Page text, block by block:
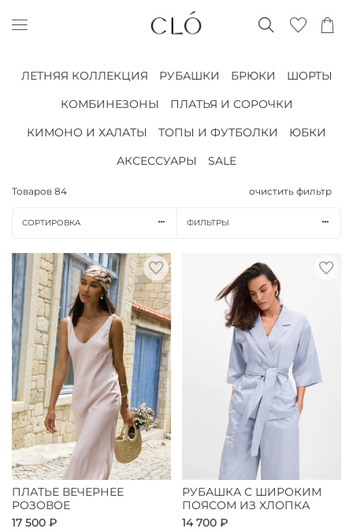
ЛЕТНЯЯ КОЛЛЕКЦИЯ РУБАШКИ БРЮКИ
ШОРТЫ
КОМБИНЕЗОНЫ
ПЛАТЬЯ И СОРОЧКИ
КИМОНО И ХАЛАТЫ
ТОПЫ И ФУТБОЛКИ
ЮБКИ
АКСЕССУАРЫ
SALE
Товаров 84 очистить фильтр
СОРТИРОВКА ФИЛЬТРЫ
ПЛАТЬЕ ВЕЧЕРНЕЕ
РОЗОВОЕ
17 500 ₽
РУБАШКА С ШИРОКИМ
ПОЯСОМ ИЗ ХЛОПКА
14 700 ₽